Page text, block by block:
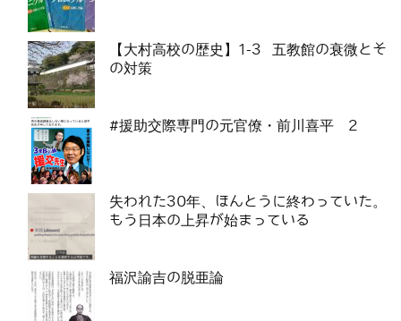
【大村高校の歴史】1-3 五教館の衰微とそ
の対策
#援助交際専門の元官僚・前川喜平 2
失われた30年、ほんとうに終わっていた。
もう日本の上昇が始まっている
福沢諭吉の脱亜論